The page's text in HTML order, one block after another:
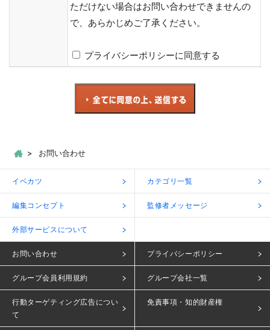
ただけない場合はお問い合わせできませんの
で、あらかじめご了承ください。
プライバシーポリシーに同意する
お問い合わせ
イベカツ カテゴリ一覧
編集コンセプト 監修者メッセージ
外部サービスについて
お問い合わせ プライバシーポリシー
グループ会員利用規約 グループ会社一覧
行動ターゲティング広告につい
て
免責事項・知的財産権